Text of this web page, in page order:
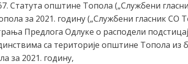
Статута општине Топола („Службени
за 2021. годину („Службени гласник СО
Предлога Одлуке о расподели
са територије општине Топола из
за 2021. годину,